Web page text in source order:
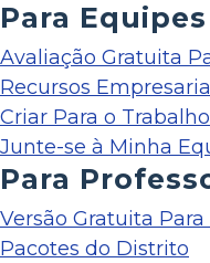
Para Equipes
Avaliação Gratuita
Recursos
Criar Para o Trabalho
Junte-se à Minha
Para
Versão Gratuita Para
Pacotes do Distrito